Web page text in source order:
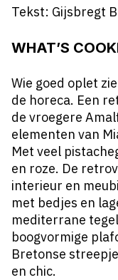
Tekst: Gijsbregt
WHAT’S
Wie goed oplet
de horeca. Een
de vroegere
elementen van
Met veel
en roze. De
interieur en
met bedjes en
mediterrane
boogvormige
Bretonse
en chic.